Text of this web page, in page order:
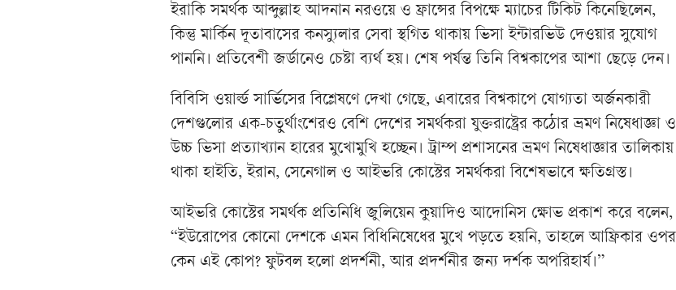
ইরাকি সমর্থক আব্দুল্লাহ আদনান নরওয়ে ও ফ্রান্সের বিপক্ষে ম্যাচের টিকিট কিনেছিলেন,
কিন্তু মার্কিন দূতাবাসের কনস্যুলার সেবা স্থগিত থাকায় ভিসা ইন্টারভিউ দেওয়ার সুযোগ
পাননি। প্রতিবেশী জর্ডানেও চেষ্টা ব্যর্থ হয়। শেষ পর্যন্ত তিনি বিশ্বকাপের আশা ছেড়ে দেন।
বিবিসি ওয়ার্ল্ড সার্ভিসের বিশ্লেষণে দেখা গেছে, এবারের বিশ্বকাপে যোগ্যতা অর্জনকারী
দেশগুলোর এক-চতুর্থাংশেরও বেশি দেশের সমর্থকরা যুক্তরাষ্ট্রের কঠোর ভ্রমণ নিষেধাজ্ঞা ও
উচ্চ ভিসা প্রত্যাখ্যান হারের মুখোমুখি হচ্ছেন। ট্রাম্প প্রশাসনের ভ্রমণ নিষেধাজ্ঞার তালিকায়
থাকা হাইতি, ইরান, সেনেগাল ও আইভরি কোস্টের সমর্থকরা বিশেষভাবে ক্ষতিগ্রস্ত।
আইভরি কোস্টের সমর্থক প্রতিনিধি জুলিয়েন কুয়াদিও আদোনিস ক্ষোভ প্রকাশ করে বলেন,
“ইউরোপের কোনো দেশকে এমন বিধিনিষেধের মুখে পড়তে হয়নি, তাহলে আফ্রিকার ওপর
কেন এই কোপ? ফুটবল হলো প্রদর্শনী, আর প্রদর্শনীর জন্য দর্শক অপরিহার্য।”